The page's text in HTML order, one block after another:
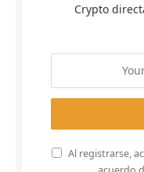
Crypto
Al registrarse,